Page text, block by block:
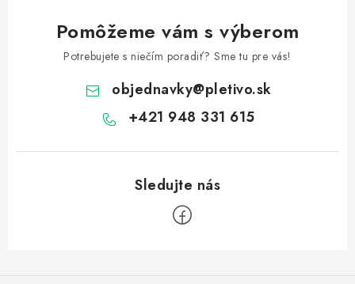
Pomôžeme vám s výberom
Potrebujete s niečím poradiť? Sme tu pre vás!
objednavky@pletivo.sk
+421 948 331 615